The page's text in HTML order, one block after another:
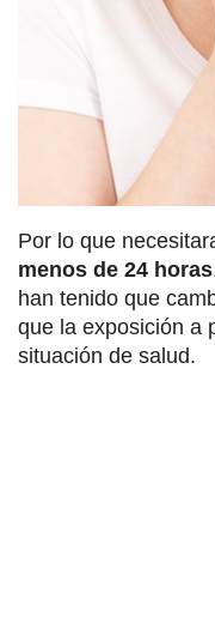
Por lo que
menos de 24 horas
han tenido que
que la exposición a
situación de salud.